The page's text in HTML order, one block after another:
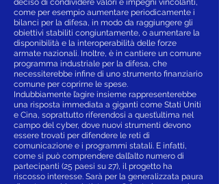
come per esempio aumentare periodicamente i
bilanci per la difesa, in modo da raggiungere gli
obiettivi stabiliti congiuntamente, o aumentare la
disponibilità e la interoperabilità delle forze
armate nazionali. Inoltre, è in cantiere un comune
programma industriale per la difesa, che
necessiterebbe infine di uno strumento finanziario
comune per coprirne le spese.
Indubbiamente l’agire insieme rappresenterebbe
una risposta immediata a giganti come Stati Uniti
e Cina, soprattutto riferendosi a quest’ultima nel
campo del cyber, dove nuovi strumenti devono
essere trovati per difendere le reti di
comunicazione e i programmi statali. E infatti,
come si può comprendere dall’alto numero di
partecipanti (25 paesi su 27), il progetto ha
riscosso interesse. Sarà per la generalizzata paura